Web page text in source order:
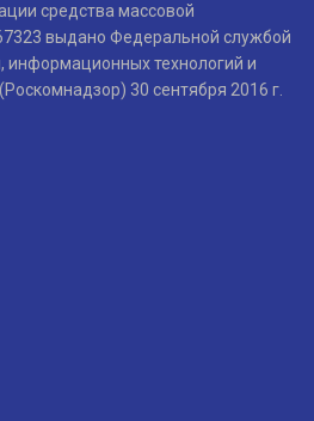
средства массовой
выдано Федеральной службой
информационных технологий и
30 сентября 2016 г.